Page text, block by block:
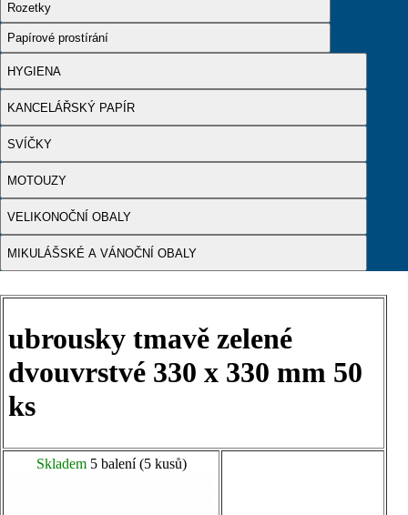
Rozetky
Papírové prostírání
HYGIENA
KANCELÁŘSKÝ PAPÍR
SVÍČKY
MOTOUZY
VELIKONOČNÍ OBALY
MIKULÁŠSKÉ A VÁNOČNÍ OBALY
ubrousky tmavě zelené
dvouvrstvé 330 x 330 mm 50
ks
Skladem5 balení (5 kusů)